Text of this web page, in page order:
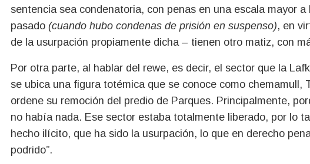
sentencia sea condenatoria, con penas en una escala mayor
pasado (cuando hubo condenas de prisión en suspenso), en
de la usurpación propiamente dicha – tienen otro matiz, con
Por otra parte, al hablar del rewe, es decir, el sector que la
se ubica una figura totémica que se conoce como chemamull,
ordene su remoción del predio de Parques. Principalmente,
no había nada. Ese sector estaba totalmente liberado, por lo
hecho ilícito, que ha sido la usurpación, lo que en derecho
podrido”.